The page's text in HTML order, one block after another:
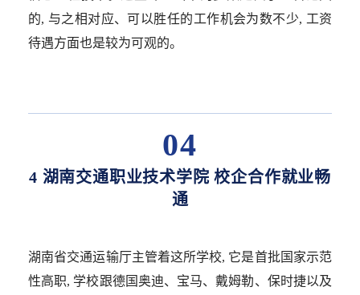
的, 与之相对应、可以胜任的工作机会为数不少, 工资
待遇方面也是较为可观的。
04
4 湖南交通职业技术学院 校企合作就业畅
通
湖南省交通运输厅主管着这所学校, 它是首批国家示范
性高职, 学校跟德国奥迪、宝马、戴姆勒、保时捷以及